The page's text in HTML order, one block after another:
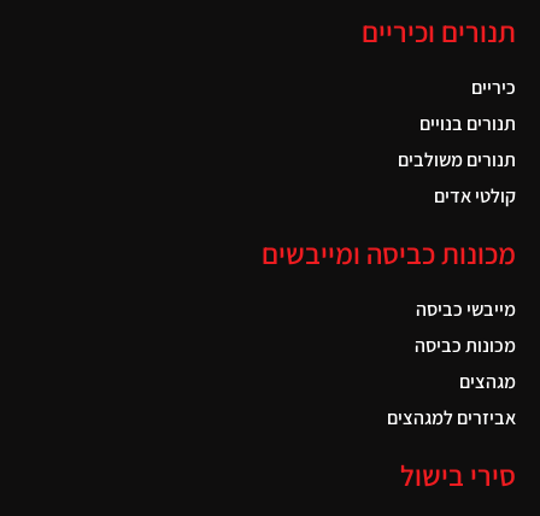
תנורים וכיריים
כיריים
תנורים בנויים
תנורים משולבים
קולטי אדים
מכונות כביסה ומייבשים
מייבשי כביסה
מכונות כביסה
מגהצים
אביזרים למגהצים
סירי בישול